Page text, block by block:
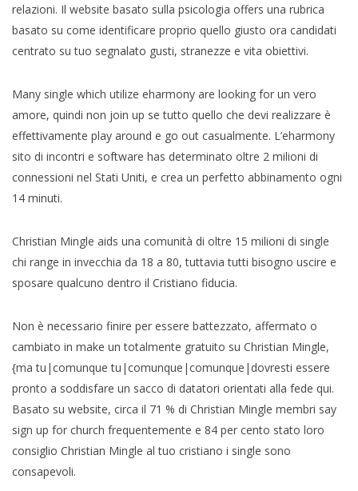
relazioni. Il website basato sulla psicologia offers una rubrica
basato su come identificare proprio quello giusto ora candidati
centrato su tuo segnalato gusti, stranezze e vita obiettivi.
Many single which utilize eharmony are looking for un vero
amore, quindi non join up se tutto quello che devi realizzare è
effettivamente play around e go out casualmente. L’eharmony
sito di incontri e software has determinato oltre 2 milioni di
connessioni nel Stati Uniti, e crea un perfetto abbinamento ogni
14 minuti.
Christian Mingle aids una comunità di oltre 15 milioni di single
chi range in invecchia da 18 a 80, tuttavia tutti bisogno uscire e
sposare qualcuno dentro il Cristiano fiducia.
Non è necessario finire per essere battezzato, affermato o
cambiato in make un totalmente gratuito su Christian Mingle,
{ma tu|comunque tu|comunque|comunque|dovresti essere
pronto a soddisfare un sacco di datatori orientati alla fede qui.
Basato su website, circa il 71 % di Christian Mingle membri say
sign up for church frequentemente e 84 per cento stato loro
consiglio Christian Mingle al tuo cristiano i single sono
consapevoli.